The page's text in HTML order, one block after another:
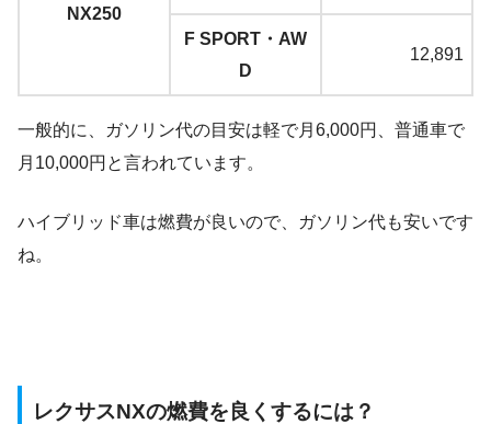
NX250
F SPORT・AW
D
12,891
一般的に、ガソリン代の目安は軽で月6,000円、普通車で
月10,000円と言われています。
ハイブリッド車は燃費が良いので、ガソリン代も安いです
ね。
レクサスNXの燃費を良くするには？